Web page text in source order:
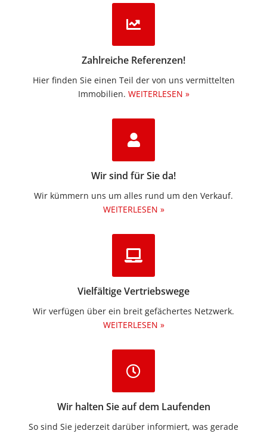
Zahlreiche Referenzen!
Hier finden Sie einen Teil der von uns vermittelten
Immobilien.​ WEITERLESEN »
Wir sind für Sie da!
Wir kümmern uns um alles rund um den Verkauf.
WEITERLESEN »
Vielfältige Vertriebswege
Wir verfügen über ein breit gefächertes Netzwerk.
WEITERLESEN »
Wir halten Sie auf dem Laufenden
So sind Sie jederzeit darüber informiert, was gerade